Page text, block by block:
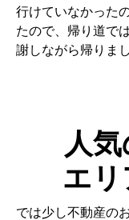
行けていなかった
たので、帰り道で
謝しながら帰りま
人
エ
では少し不動産のお